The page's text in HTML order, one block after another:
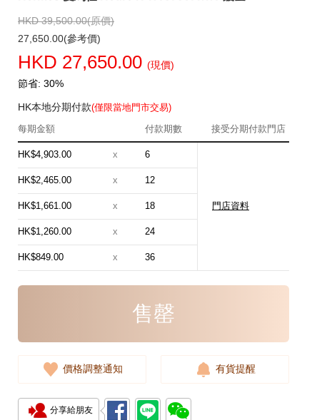
HKD 39,500.00(原價)
27,650.00(參考價)
HKD 27,650.00 (現價)
節省: 30%
HK本地分期付款(僅限當地門市交易)
每期金額
付款期數 接受分期付款門店
HK$4,903.00 x 6
門店資料
HK$2,465.00 x 12
HK$1,661.00 x 18
HK$1,260.00 x 24
HK$849.00 x 36
售罄
價格調整通知 有貨提醒
分享給朋友
無日曆 黑水鬼
102,000.00